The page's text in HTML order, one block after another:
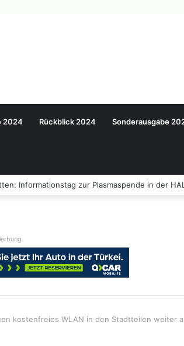
2024 Rückblick 2024 Sonderausgabe
Informationstag zur Plasmaspende in der
kostenfreies WLAN in den Stadtteilen weiter